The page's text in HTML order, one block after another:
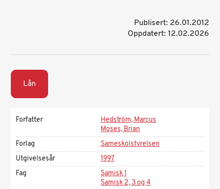
Publisert: 26.01.2012
Oppdatert: 12.02.2026
Lån
Forfatter
Hedström, Marcus
Moses, Brian
Forlag
Sameskolstyrelsen
Utgivelsesår
1997
Fag
Samisk 1
Samisk 2, 3 og 4